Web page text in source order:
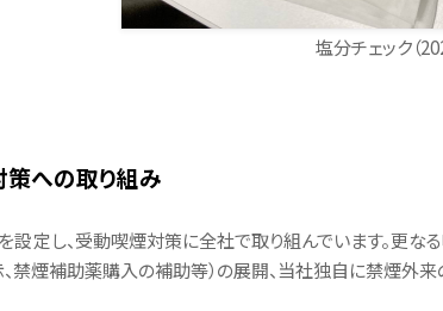
塩分チェック（
への取り組み
設定し、受動喫煙対策に全社で取り組んでいます。更
禁煙補助薬購入の補助等）の展開、当社独自に禁煙外